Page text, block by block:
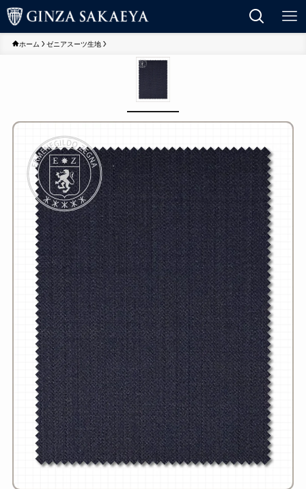
ホーム ゼニアスーツ生地